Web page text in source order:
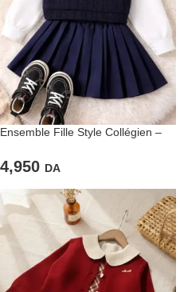
Ensemble Fille Style Collégien –
4,950 DA